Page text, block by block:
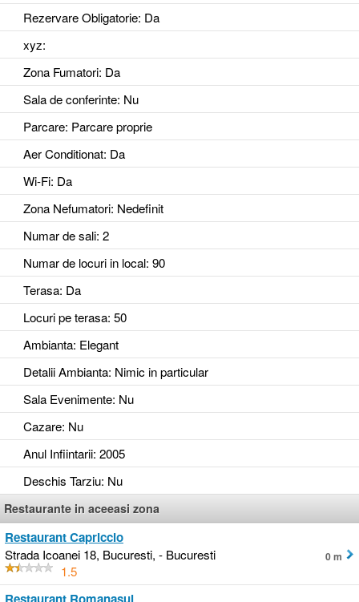
Rezervare Obligatorie: Da
xyz:
Zona Fumatori: Da
Sala de conferinte: Nu
Parcare: Parcare proprie
Aer Conditionat: Da
Wi-Fi: Da
Zona Nefumatori: Nedefinit
Numar de sali: 2
Numar de locuri in local: 90
Terasa: Da
Locuri pe terasa: 50
Ambianta: Elegant
Detalii Ambianta: Nimic in particular
Sala Evenimente: Nu
Cazare: Nu
Anul Infiintarii: 2005
Deschis Tarziu: Nu
Restaurante in aceeasi zona
Restaurant Capriccio
Strada Icoanei 18, Bucuresti, - Bucuresti
1.5
0 m